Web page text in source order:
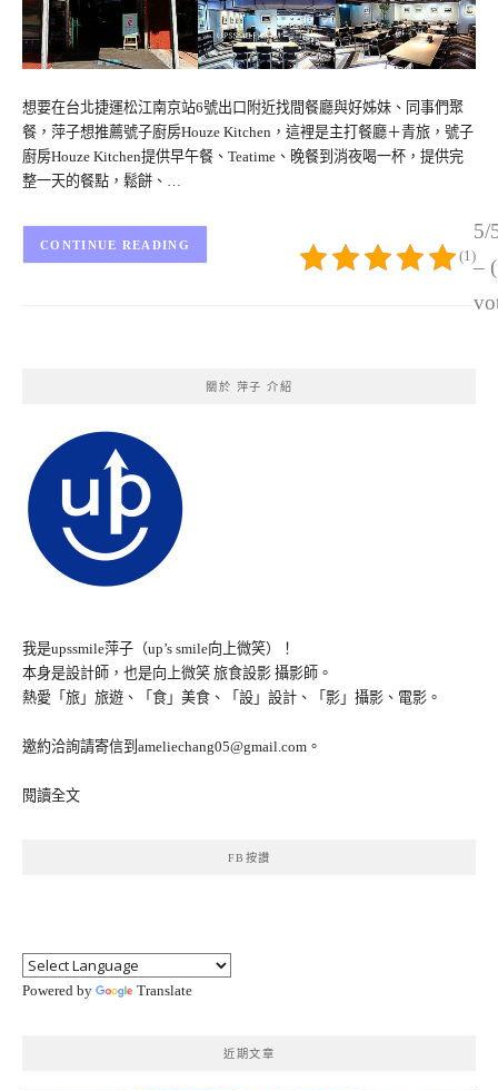
想要在台北捷運松江南京站6號出口附近找間餐廳與好姊妹、同事們聚
餐，萍子想推薦號子廚房Houze Kitchen，這裡是主打餐廳＋青旅，號子
廚房Houze Kitchen提供早午餐、Teatime、晚餐到消夜喝一杯，提供完
整一天的餐點，鬆餅、…
5/
–
(1)
CONTINUE READING
關於 萍子 介紹
我是upssmile萍子（up’s smile向上微笑）！
本身是設計師，也是向上微笑 旅食設影 攝影師。
熱愛「旅」旅遊、「食」美食、「設」設計、「影」攝影、電影。
邀約洽詢請寄信到ameliechang05@gmail.com。
閱讀全文
FB按讚
Powered by Translate
近期文章